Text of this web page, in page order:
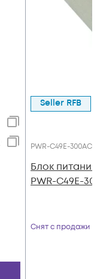
Seller RFB
PWR-C49E-300AC-
Блок
PWR-C49E-
Снят с продажи